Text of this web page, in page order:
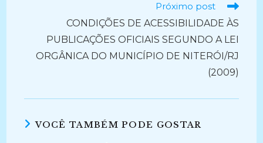
Próximo post
CONDIÇÕES DE ACESSIBILIDADE ÀS
PUBLICAÇÕES OFICIAIS SEGUNDO A LEI
ORGÂNICA DO MUNICÍPIO DE NITERÓI/RJ
(2009)
VOCÊ TAMBÉM PODE GOSTAR